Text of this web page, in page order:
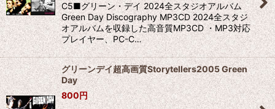
C5■グリーン・デイ 2024全スタジオアルバム
Green Day Discography MP3CD 2024全スタジ
オアルバムを収録した高音質MP3CD ・MP3対応
プレイヤー、PC-C…
グリーンデイ超高画質Storytellers2005 Green
Day
800円